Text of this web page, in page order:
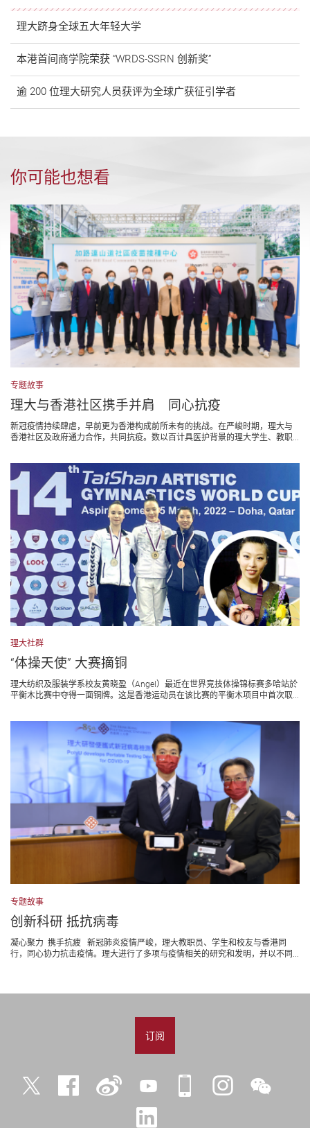
理大跻身全球五大年轻大学
本港首间商学院荣获 “WRDS-SSRN 创新奖”
逾 200 位理大研究人员获评为全球广获征引学者
你可能也想看
专题故事
理大与香港社区携手并肩 同心抗疫
新冠疫情持续肆虐，早前更为香港构成前所未有的挑战。在严峻时期，理大与
香港社区及政府通力合作，共同抗疫。数以百计具医护背景的理大学生、教职...
理大社群
“体操天使” 大赛摘铜
理大纺织及服装学系校友黄晓盈（Angel）最近在世界竞技体操锦标赛多哈站於
平衡木比赛中夺得一面铜牌。这是香港运动员在该比赛的平衡木项目中首次取...
专题故事
创新科研 抵抗病毒
凝心聚力 携手抗疲 新冠肺炎疫情严峻，理大教职员、学生和校友与香港同
行，同心协力抗击疫情。理大进行了多项与疫情相关的研究和发明，并以不同...
订阅
Twitter Facebook 微
YouTube iPolyU Instagram微
LinkedIn